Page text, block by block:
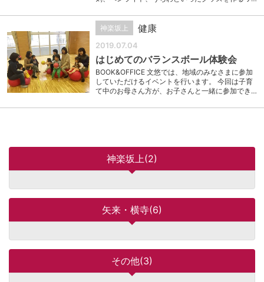
神楽坂上 健康
2019.07.04
はじめてのバランスボール体験会
BOOK&OFFICE 文悠では、地域のみなさまに参加
していただけるイベントを行います。 今回は子育
て中のお母さん方が、お子さんと一緒に参加でき…
神楽坂上(2)
矢来・横寺(6)
その他(3)